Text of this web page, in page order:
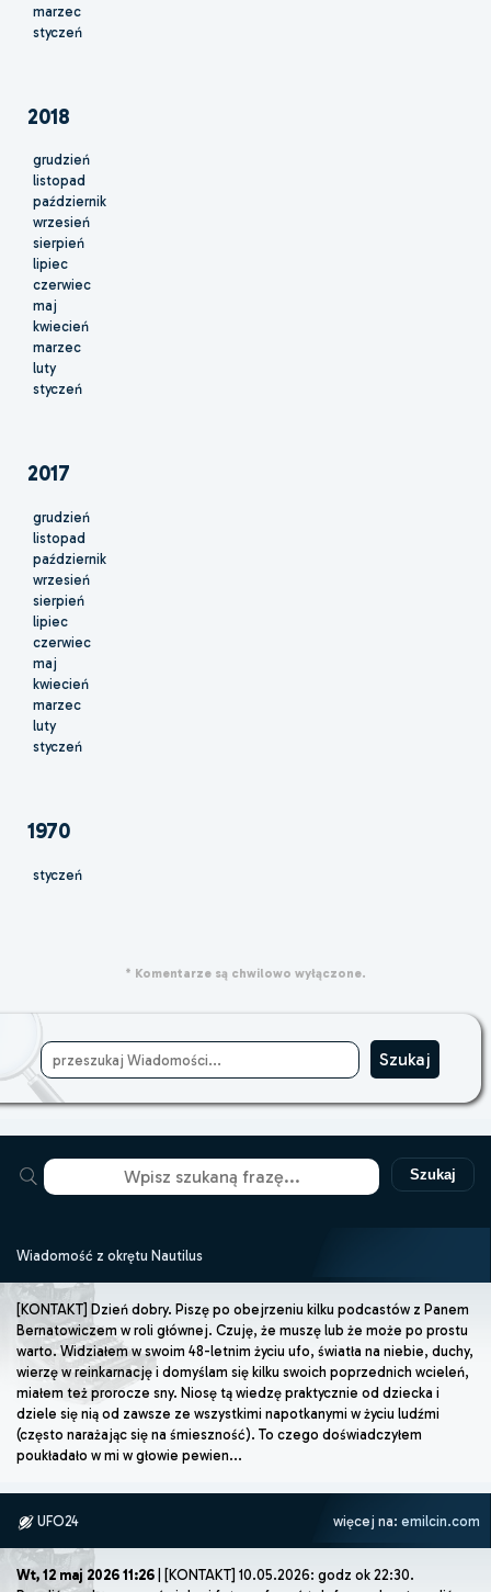
marzec
styczeń
2018
grudzień
listopad
październik
wrzesień
sierpień
lipiec
czerwiec
maj
kwiecień
marzec
luty
styczeń
2017
grudzień
listopad
październik
wrzesień
sierpień
lipiec
czerwiec
maj
kwiecień
marzec
luty
styczeń
1970
styczeń
* Komentarze są chwilowo wyłączone.
Szukaj
Wiadomość z okrętu Nautilus
[KONTAKT] Dzień dobry. Piszę po obejrzeniu kilku podcastów z Panem
Bernatowiczem w roli głównej. Czuję, że muszę lub że może po prostu
warto. Widziałem w swoim 48-letnim życiu ufo, światła na niebie, duchy,
wierzę w reinkarnację i domyślam się kilku swoich poprzednich wcieleń,
miałem też prorocze sny. Niosę tą wiedzę praktycznie od dziecka i
dziele się nią od zawsze ze wszystkimi napotkanymi w życiu ludźmi
(często narażając się na śmieszność). To czego doświadczyłem
poukładało w mi w głowie pewien...
UFO24 więcej na: emilcin.com
Wt, 12 maj 2026 11:26 | [KONTAKT] 10.05.2026: godz ok 22:30.